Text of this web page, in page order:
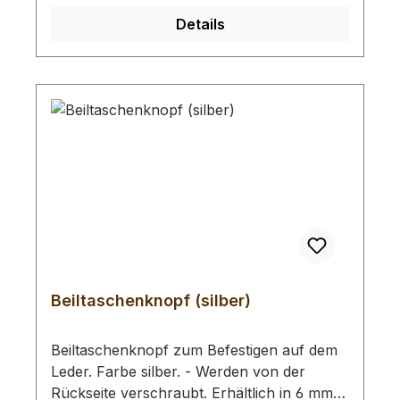
Kopfgrösse ø 6 mm: Gesamthöhe 9,5 mm /
Hals ø 4,5 mm / Scheiben ø 9,0 mm
Hals ø 3,9 mm / Scheiben ø 10 mm -
Einsetzbar in max. 4,5 mm Lederdicke
Details
Beiltaschenknopf (silber)
Beiltaschenknopf zum Befestigen auf dem
Leder. Farbe silber. - Werden von der
Rückseite verschraubt. Erhältlich in 6 mm